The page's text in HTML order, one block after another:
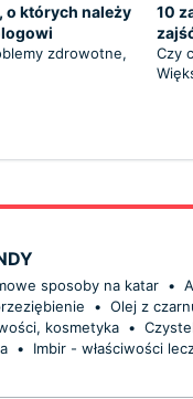
o których należy
zdrowotne,
10
Czy
sposoby na katar •
• Olej z
kosmetyka •
•
Imbir - właściwości